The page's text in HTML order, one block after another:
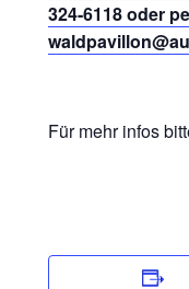
324-6118 oder
Für mehr infos